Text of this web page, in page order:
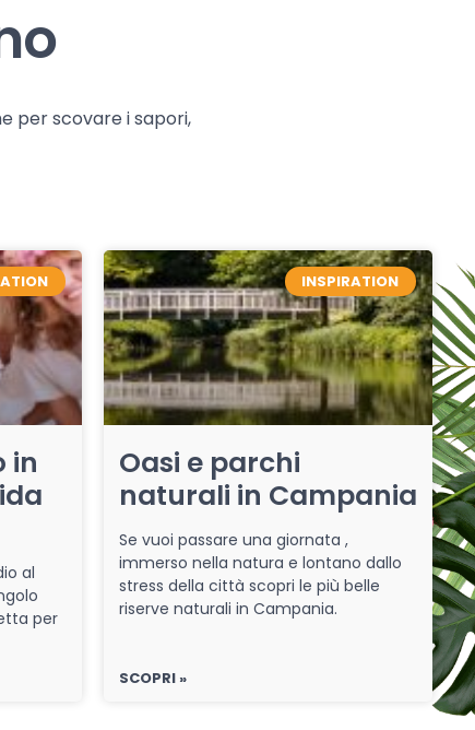
per scovare i sapori,
in
al
per
INSPIRATION
Oasi e parchi
naturali in Campania
Se vuoi passare una giornata ,
immerso nella natura e lontano dallo
stress della città scopri le più belle
riserve naturali in Campania.
SCOPRI »